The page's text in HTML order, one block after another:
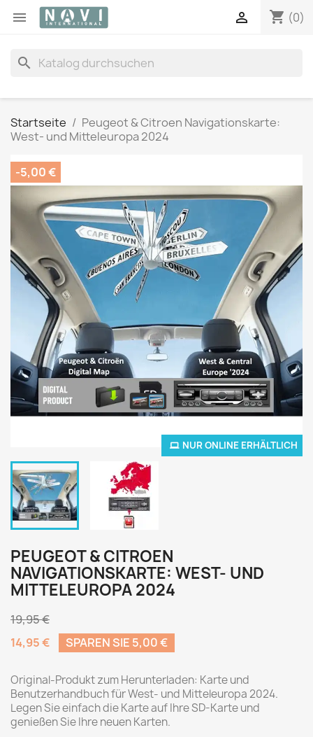
 shopping_cart (0)

search
Startseite
Peugeot & Citroen Navigationskarte:
West- und Mitteleuropa 2024
NUR ONLINE ERHÄLTLICH
-5,00 €
PEUGEOT & CITROEN
NAVIGATIONSKARTE: WEST- UND
MITTELEUROPA 2024
19,95 €
14,95 €
SPAREN SIE 5,00 €
Original-Produkt zum Herunterladen: Karte und
Benutzerhandbuch für West- und Mitteleuropa 2024.
Legen Sie einfach die Karte auf Ihre SD-Karte und
genießen Sie Ihre neuen Karten.